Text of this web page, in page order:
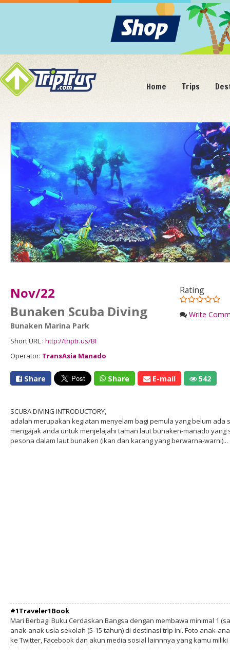
Home Trips
Rating
Write
Nov/22
Bunaken Scuba Diving
Bunaken Marina Park
Short URL : http://triptr.us/BI
Operator: TransAsia Manado
Share Share E-mail 542
SCUBA DIVING INTRODUCTORY,
adalah merupakan kegiatan menyelam bagi pemula yang belum
mengajak anda untuk menjelajahi taman laut bunaken-manado
pesona dalam laut bunaken (ikan dan karang yang berwarna-warni)...
#1Traveler1Book
Mari Berbagi Buku Cerdaskan Bangsa dengan membawa minimal 1
anak-anak usia sekolah (5-15 tahun) di destinasi trip ini. Foto anak-
ke Twitter, Facebook dan akun media sosial lainnnya yang kamu